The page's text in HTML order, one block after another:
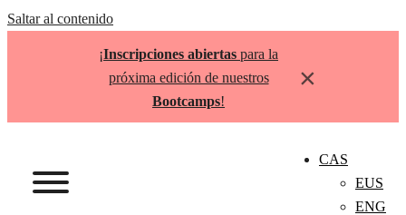
Saltar al contenido
¡Inscripciones abiertas para la
próxima edición de nuestros
Bootcamps!
×
CAS
EUS
ENG